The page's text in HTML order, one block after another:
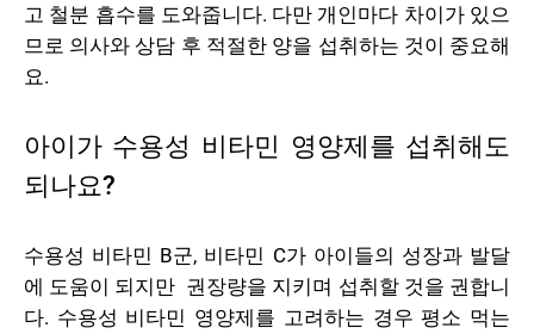
고 철분 흡수를 도와줍니다. 다만 개인마다 차이가 있으
므로 의사와 상담 후 적절한 양을 섭취하는 것이 중요해
요.
아이가 수용성 비타민 영양제를 섭취해도
되나요?
수용성 비타민 B군, 비타민 C가 아이들의 성장과 발달
에 도움이 되지만 권장량을 지키며 섭취할 것을 권합니
다. 수용성 비타민 영양제를 고려하는 경우 평소 먹는